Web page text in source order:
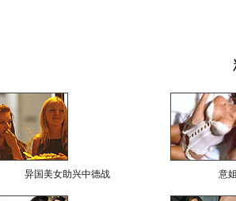
异国美女助兴中德战 意